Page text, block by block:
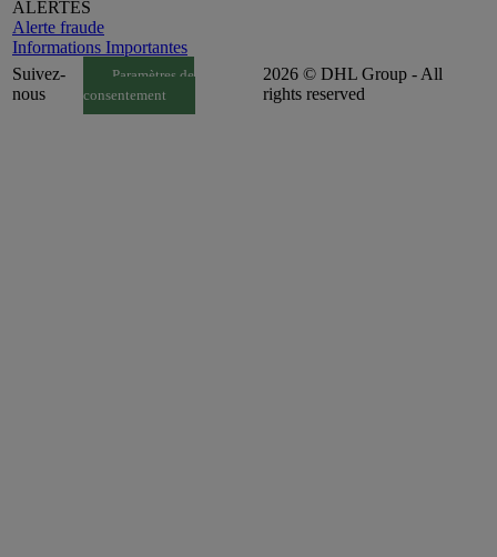
ALERTES
Alerte fraude
Informations Importantes
Suivez-
nous
Paramètres de
consentement
2026 © DHL Group - All
rights reserved